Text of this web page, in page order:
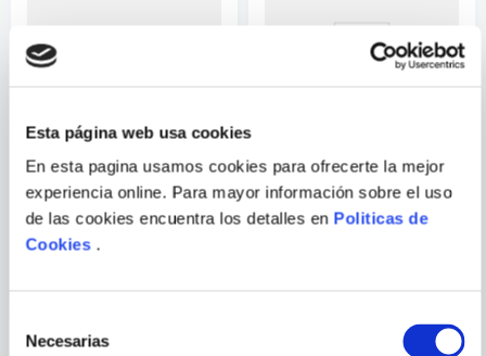
Esta página web usa cookies
En esta pagina usamos cookies para ofrecerte la mejor
experiencia online. Para mayor información sobre el uso
de las cookies encuentra los detalles en Politicas de
Cookies.
Necesarias
Escribir comentario
BUENOS MODALES CON LOS
LIBROS PRESTADOS
VARIOS AUTORES
VOY SOLA AL BAÑO